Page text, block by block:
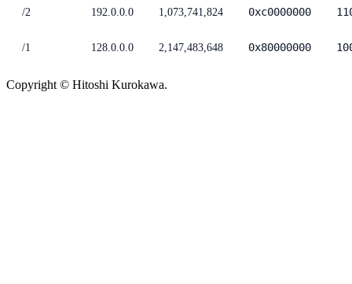
/2 192.0.0.0 1,073,741,824 0xc0000000
/1 128.0.0.0 2,147,483,648 0x80000000
Copyright © Hitoshi Kurokawa.